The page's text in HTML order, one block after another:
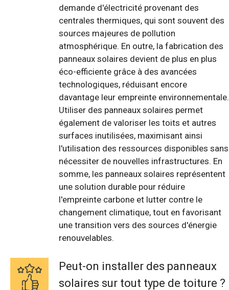
demande d'électricité provenant des
centrales thermiques, qui sont souvent des
sources majeures de pollution
atmosphérique. En outre, la fabrication des
panneaux solaires devient de plus en plus
éco-efficiente grâce à des avancées
technologiques, réduisant encore
davantage leur empreinte environnementale.
Utiliser des panneaux solaires permet
également de valoriser les toits et autres
surfaces inutilisées, maximisant ainsi
l'utilisation des ressources disponibles sans
nécessiter de nouvelles infrastructures. En
somme, les panneaux solaires représentent
une solution durable pour réduire
l'empreinte carbone et lutter contre le
changement climatique, tout en favorisant
une transition vers des sources d'énergie
renouvelables.
Peut-on installer des panneaux
solaires sur tout type de toiture ?